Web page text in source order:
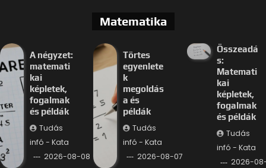
Matematika
A négyzet:
matemati
kai
képletek,
fogalmak
és példák
Tudás
infó - Kata
2026-08-08
Törtes
egyenlete
k
megoldás
a és
példák
Tudás
infó - Kata
2026-08-07
Összeadá
s:
Matemati
kai
képletek,
fogalmak
és példák
Tudás
infó - Kata
2026-